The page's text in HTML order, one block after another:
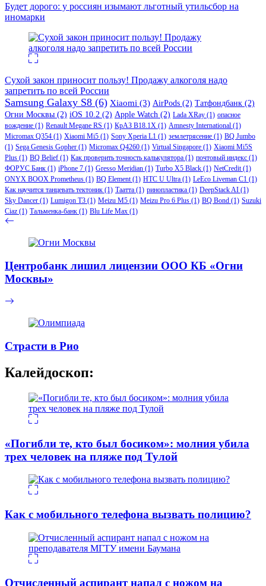
Будет дорого: у россиян изымают льготный утильсбор на
иномарки
Сухой закон приносит пользу! Продажу алкоголя надо
запретить по всей России
Samsung Galaxy S8 (6) Xiaomi (3) AirPods (2) Татфондбанк (2)
Огни Москвы (2) iOS 10.2 (2) Apple Watch (2) Lada XRay (1) опасное
вождение (1) Renault Megane RS (1) КрАЗ В18.1Х (1) Amnesty International (1)
Micromax Q354 (1) Xiaomi Mi5 (1) Sony Xperia L1 (1) землетрясение (1) BQ Jumbo
(1) Sega Genesis Gopher (1) Micromax Q4260 (1) Virtual Singapore (1) Xiaomi Mi5S
Plus (1) BQ Belief (1) Как проверить точность калькулятора (1) почтовый индекс (1)
ФОРУС Банк (1) iPhone 7 (1) Gresso Meridian (1) Turbo X5 Black (1) NetCredit(1)
ONYX BOOX Prometheus (1) BQ Element(1) HTC U Ultra (1) LeEco Liveman C1 (1)
Как научится танцевать тектоник (1) Таатта (1) ринопластика (1) DeepStack AI (1)
Sky Dancer (1) Lumigon T3 (1) Meizu M5 (1) Meizu Pro 6 Plus (1) BQ Bond (1) Suzuki
Ciaz (1) Тальменка-банк (1) Blu Life Max (1)
Центробанк лишил лицензии ООО КБ «Огни
Москвы»
Страсти в Рио
Калейдоскоп:
«Погибли те, кто был босиком»: молния убила
трех человек на пляже под Тулой
Как с мобильного телефона вызвать полицию?
Отчисленный аспирант напал с ножом на